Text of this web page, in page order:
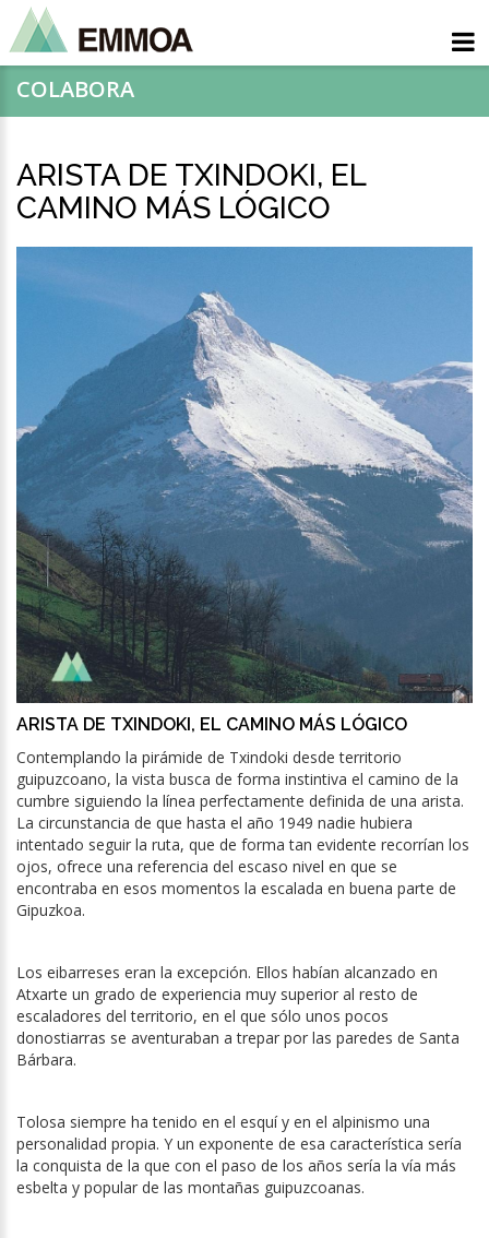
COLABORA
ARISTA DE TXINDOKI, EL
CAMINO MÁS LÓGICO
ARISTA DE TXINDOKI, EL CAMINO MÁS LÓGICO
Contemplando la pirámide de Txindoki desde territorio
guipuzcoano, la vista busca de forma instintiva el camino de la
cumbre siguiendo la línea perfectamente definida de una arista.
La circunstancia de que hasta el año 1949 nadie hubiera
intentado seguir la ruta, que de forma tan evidente recorrían los
ojos, ofrece una referencia del escaso nivel en que se
encontraba en esos momentos la escalada en buena parte de
Gipuzkoa.
Los eibarreses eran la excepción. Ellos habían alcanzado en
Atxarte un grado de experiencia muy superior al resto de
escaladores del territorio, en el que sólo unos pocos
donostiarras se aventuraban a trepar por las paredes de Santa
Bárbara.
Tolosa siempre ha tenido en el esquí y en el alpinismo una
personalidad propia. Y un exponente de esa característica sería
la conquista de la que con el paso de los años sería la vía más
esbelta y popular de las montañas guipuzcoanas.